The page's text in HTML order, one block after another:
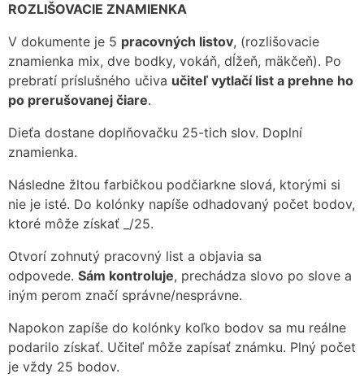
ROZLIŠOVACIE ZNAMIENKA
V dokumente je 5 pracovných listov, (rozlišovacie
znamienka mix, dve bodky, vokáň, dĺžeň, mäkčeň). Po
prebratí príslušného učiva učiteľ vytlačí list a prehne ho
po prerušovanej čiare.
Dieťa dostane doplňovačku 25-tich slov. Doplní
znamienka.
Následne žltou farbičkou podčiarkne slová, ktorými si
nie je isté. Do kolónky napíše odhadovaný počet bodov,
ktoré môže získať _/25.
Otvorí zohnutý pracovný list a objavia sa
odpovede. Sám kontroluje, prechádza slovo po slove a
iným perom značí správne/nesprávne.
Napokon zapíše do kolónky koľko bodov sa mu reálne
podarilo získať. Učiteľ môže zapísať známku. Plný počet
je vždy 25 bodov.